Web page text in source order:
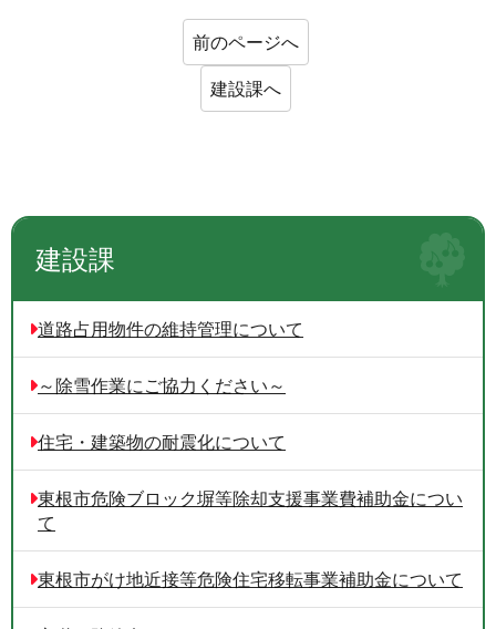
前のページへ
建設課へ
建設課
道路占用物件の維持管理について
～除雪作業にご協力ください～
住宅・建築物の耐震化について
東根市危険ブロック塀等除却支援事業費補助金につい
て
東根市がけ地近接等危険住宅移転事業補助金について